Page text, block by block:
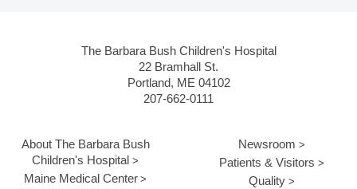
The Barbara Bush Children's Hospital
22 Bramhall St.
Portland, ME 04102
207-662-0111
About The Barbara Bush
Children's Hospital
Maine Medical Center
Newsroom
Patients & Visitors
Quality